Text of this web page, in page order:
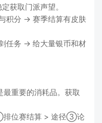
获取门派声望。
积分 → 赛季结算有皮肤
任务 → 给大量银币和材
重要的消耗品。获取
位赛结算 > 途径③论